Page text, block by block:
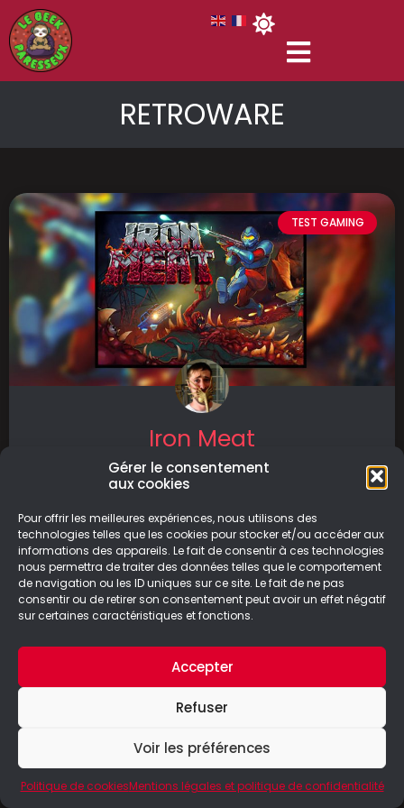
Gérer le consentement
aux cookies
Pour offrir les meilleures expériences, nous utilisons des
technologies telles que les cookies pour stocker et/ou accéder aux
informations des appareils. Le fait de consentir à ces technologies
nous permettra de traiter des données telles que le comportement
de navigation ou les ID uniques sur ce site. Le fait de ne pas
consentir ou de retirer son consentement peut avoir un effet négatif
sur certaines caractéristiques et fonctions.
Accepter
Refuser
Voir les préférences
Politique de cookiesMentions légales et politique de confidentialité
RETROWARE
TEST GAMING
Iron Meat
Iron Meat est shoot’em up à défilement
Switch, PS5 et Xbox Series
LIRE LA SUITE
09/09/2024
© Le Geek Paresseux –Mentions légales & Politique de